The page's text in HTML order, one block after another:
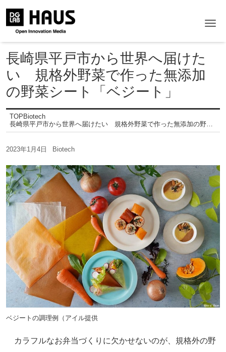
長崎県平戸市から世界へ届けた
い 規格外野菜で作った無添加
の野菜シート「ベジート」
TOP Biotech
長崎県平戸市から世界へ届けたい 規格外野菜で作った無添加の野菜シート「ベジート」
2023年1月4日 Biotech
ベジートの調理例（アイル提供
カラフルなお弁当づくりに欠かせないのが、規格外の野